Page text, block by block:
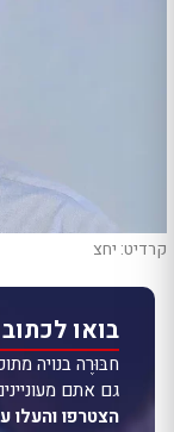
קרדיט: יחצ
בואו
חבּוּרֶה בנויה
גם אתם
הצטרפו והעלו